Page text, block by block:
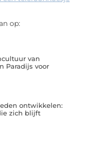
op:
van
Paradijs voor
ontwikkelen:
zich blijft